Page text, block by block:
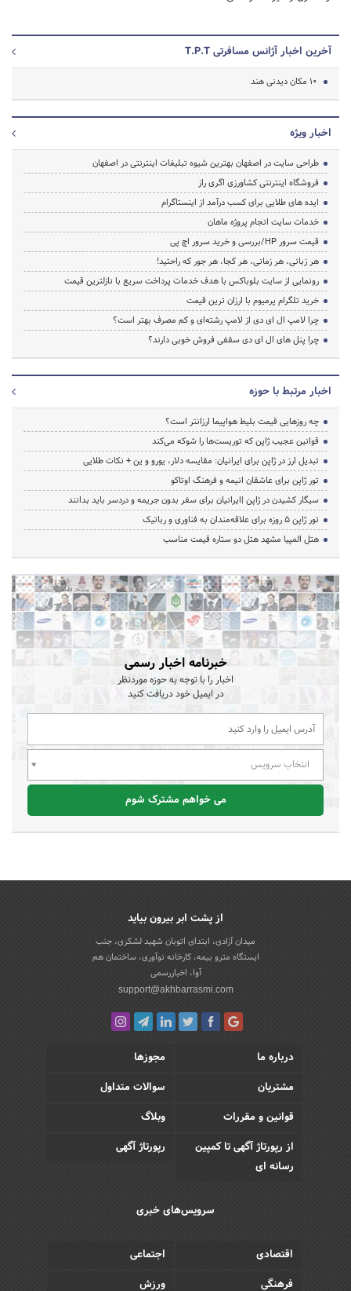
آخرین اخبار آژانس مسافرتی T.P.T
10 مکان دیدنی هند
اخبار ویژه
طراحی سایت در اصفهان بهترین شیوه تبلیغات اینترنتی در اصفهان
فروشگاه اینترنتی کشاورزی اگری راز
ایده های طلایی برای کسب درآمد از اینستاگرام
خدمات سایت انجام پروژه ماهان
قیمت سرور HP/بررسی و خرید سرور اچ پی
هر زبانی، هر زمانی، هر کجا، هر جور که راحتید!
رونمایی از سایت بلوباکس با هدف خدمات پرداخت سریع با نازلترین قیمت
خرید تلگرام پرمیوم با ارزان ترین قیمت
چرا لامپ ال ای دی از لامپ رشته‌ای و کم مصرف بهتر است؟
چرا پنل های ال ای دی سقفی فروش خوبی دارند؟
اخبار مرتبط با حوزه
چه روزهایی قیمت بلیط هواپیما ارزانتر است؟
قوانین عجیب ژاپن که توریست‌ها را شوکه می‌کند
تبدیل ارز در ژاپن برای ایرانیان: مقایسه دلار، یورو و ین + نکات طلایی
تور ژاپن برای عاشقان انیمه و فرهنگ اوتاکو
سیگار کشیدن در ژاپن |ایرانیان برای سفر بدون جریمه و دردسر باید بدانند
تور ژاپن ۵ روزه برای علاقه‌مندان به فناوری و رباتیک
هتل المپیا مشهد هتل دو ستاره قیمت مناسب
خبرنامه اخبار رسمی
اخبار را با توجه به حوزه موردنظر
در ایمیل خود دریافت کنید
انتخاب سرویس
می خواهم مشترک شوم
از پشت ابر بیرون بیاید
میدان آزادی، ابتدای اتوبان شهید لشکری، جنب
ایستگاه مترو بیمه، کارخانه نوآوری، ساختمان هم
آوا، اخباررسمی
support@akhbarrasmi.com
درباره ما
مجوزها
مشتریان
سوالات متداول
قوانین و مقررات
وبلاگ
از رپورتاژ آگهی تا کمپین
رسانه ای
رپورتاژ آگهی
سرویس‌های خبری
اقتصادی
اجتماعی
فرهنگی
ورزش